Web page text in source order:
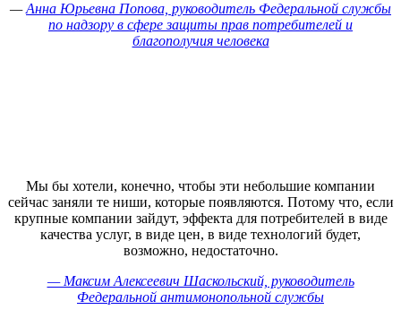
—Анна Юрьевна Попова, руководитель Федеральной службы
по надзору в сфере защиты прав потребителей и
благополучия человека
Мы бы хотели, конечно, чтобы эти небольшие компании
сейчас заняли те ниши, которые появляются. Потому что, если
крупные компании зайдут, эффекта для потребителей в виде
качества услуг, в виде цен, в виде технологий будет,
возможно, недостаточно.
— Максим Алексеевич Шаскольский, руководитель
Федеральной антимонопольной службы